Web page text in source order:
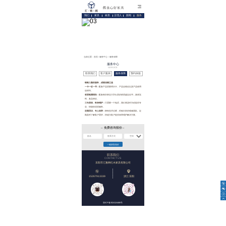
我们 家具 材质 主理人 新闻 服务
当前位置： 首页 > 服务中心 > 服务保障
服务中心
SERVICE
联系我们 客户案例 服务保障 预约体验
细致入微的服务，成就信赖之选
一卡一证一书： 配备产品质量明示卡、产品合格证以及产品使用
说明书。
材质检测报告： 配备南京林业大学出具的材质鉴定证书，真材实
料、真品保证。
三年质保、终身维护： 只需要一个电话，我们将及时为你提供专
业、快捷的优质服务。
定期回访、专人保养： 拥有技术过硬，经验丰富的维修团队。定
期及时了解客户需求，快速为客户提供保养维护解决方案。
免费咨询报价
联系我们
CONTACT US
东阳市汇雅阁红木家具有限公司
15267913339 浙江 东阳
浙ICP备2024124480号